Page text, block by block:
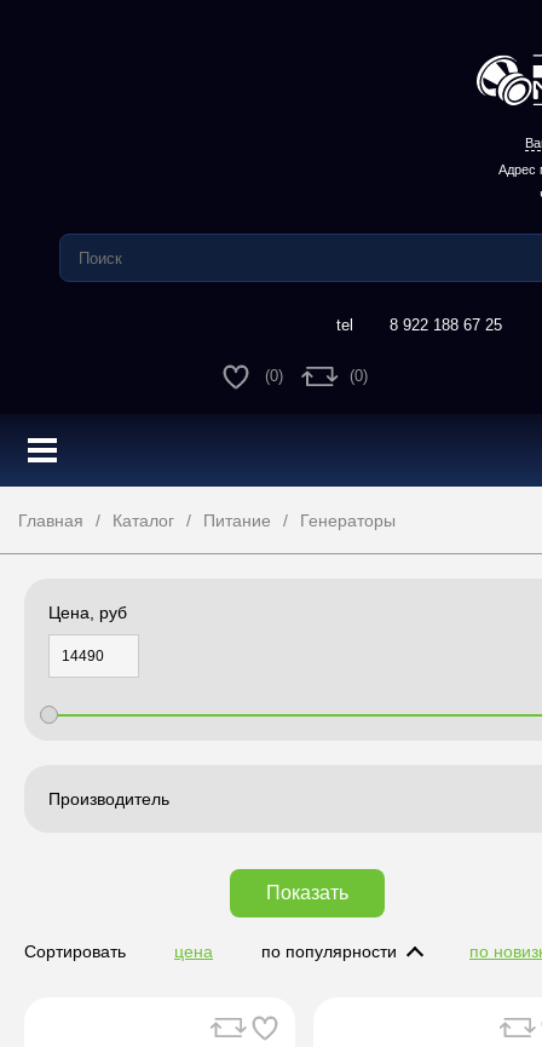
Адрес
8 922 188 67 25
(0) (0)
Главная Каталог Питание Генераторы
Цена, руб
Производитель
Показать
Сортировать цена по популярности по